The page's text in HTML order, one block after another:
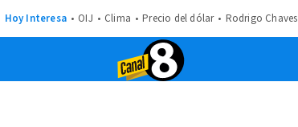
Hoy Interesa OIJ Clima Precio del dólar Rodrigo Chaves